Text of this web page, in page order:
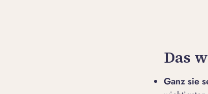
Das
Ganz sie